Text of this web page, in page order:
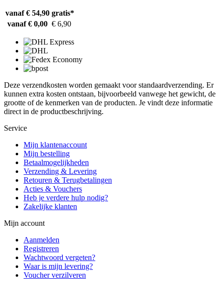
vanaf € 54,90 gratis*
vanaf € 0,00 € 6,90
Deze verzendkosten worden gemaakt voor standaardverzending. Er
kunnen extra kosten ontstaan, bijvoorbeeld vanwege het gewicht, de
grootte of de kenmerken van de producten. Je vindt deze informatie
direct in de productbeschrijving.
Service
Mijn klantenaccount
Mijn bestelling
Betaalmogelijkheden
Verzending & Levering
Retouren & Terugbetalingen
Acties & Vouchers
Heb je verdere hulp nodig?
Zakelijke klanten
Mijn account
Aanmelden
Registreren
Wachtwoord vergeten?
Waar is mijn levering?
Voucher verzilveren